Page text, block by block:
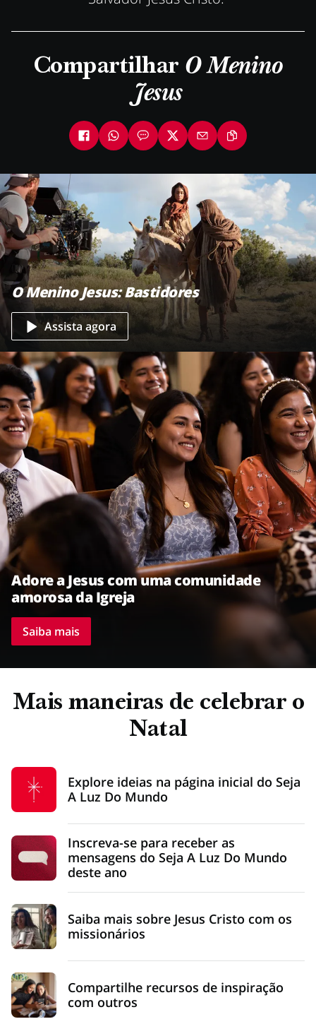
Compartilhar O Menino
Jesus
O Menino Jesus: Bastidores
Assista agora
Adore a Jesus com uma comunidade
amorosa da Igreja
Saiba mais
Mais maneiras de celebrar o
Natal
Explore ideias na página inicial do Seja
A Luz Do Mundo
Inscreva-se para receber as
mensagens do Seja A Luz Do Mundo
deste ano
Saiba mais sobre Jesus Cristo com os
missionários
Compartilhe recursos de inspiração
com outros